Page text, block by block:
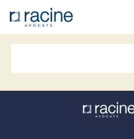
Recevez nos informations